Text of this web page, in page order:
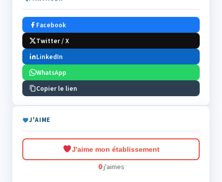
Facebook
Twitter / X
LinkedIn
WhatsApp
Copier le lien
J'AIME
J'aime mon établissement
0j'aimes